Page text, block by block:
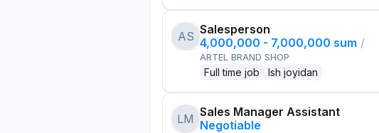
AS Salesperson
4,000,000 - 7,000,000 sum /
ARTEL BRAND SHOP
Full time job Ish joyidan
LM Sales Manager Assistant
Negotiable